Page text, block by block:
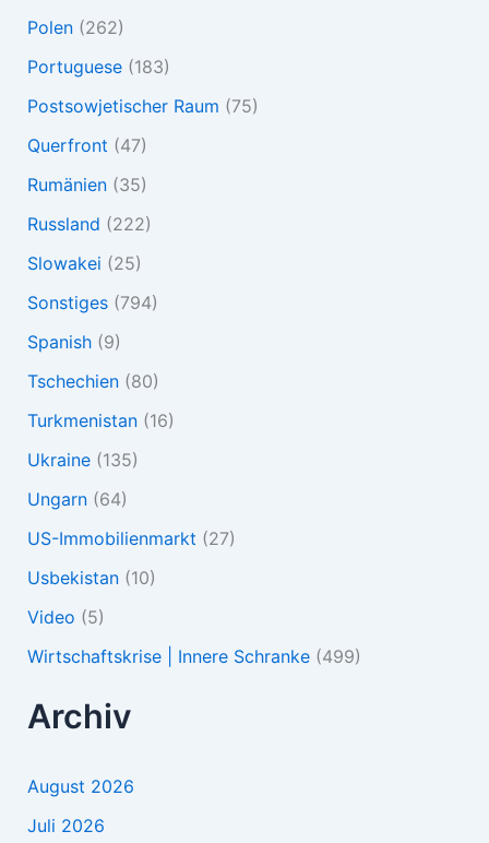
Polen(262)
Portuguese(183)
Postsowjetischer Raum (75)
Querfront (47)
Rumänien(35)
Russland (222)
Slowakei (25)
Sonstiges(794)
Spanish(9)
Tschechien(80)
Turkmenistan(16)
Ukraine(135)
Ungarn(64)
US-Immobilienmarkt (27)
Usbekistan(10)
Video (5)
Wirtschaftskrise | Innere Schranke(499)
Archiv
August 2026
Juli 2026